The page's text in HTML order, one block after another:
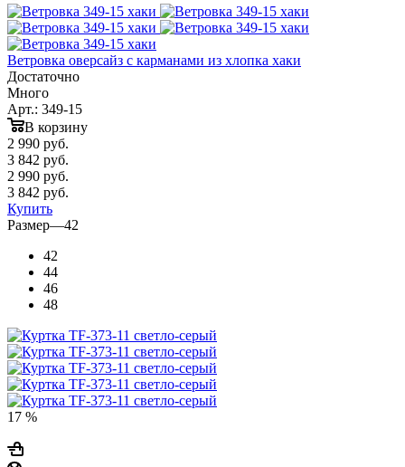
Ветровка оверсайз с карманами из хлопка хаки
Достаточно
Много
Арт.: 349-15
В корзину
2 990 руб.
3 842 руб.
2 990 руб.
3 842 руб.
Купить
Размер—42
42
44
46
48
17 %